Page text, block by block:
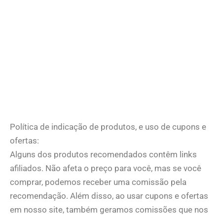
Política de indicação de produtos, e uso de cupons e
ofertas:
Alguns dos produtos recomendados contêm links
afiliados. Não afeta o preço para você, mas se você
comprar, podemos receber uma comissão pela
recomendação. Além disso, ao usar cupons e ofertas
em nosso site, também geramos comissões que nos